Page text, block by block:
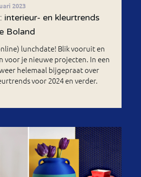
2023
interieur- en kleurtrends
Boland
lunchdate! Blik vooruit en
voor je nieuwe projecten. In een
helemaal bijgepraat over
voor 2024 en verder.